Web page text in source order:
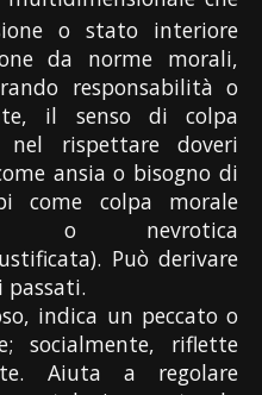
o stato interiore
da norme morali,
responsabilità o
il senso di colpa
rispettare doveri
ansia o bisogno di
come colpa morale
o nevrotica
Può derivare
passati.
indica un peccato o
socialmente, riflette
Aiuta a regolare